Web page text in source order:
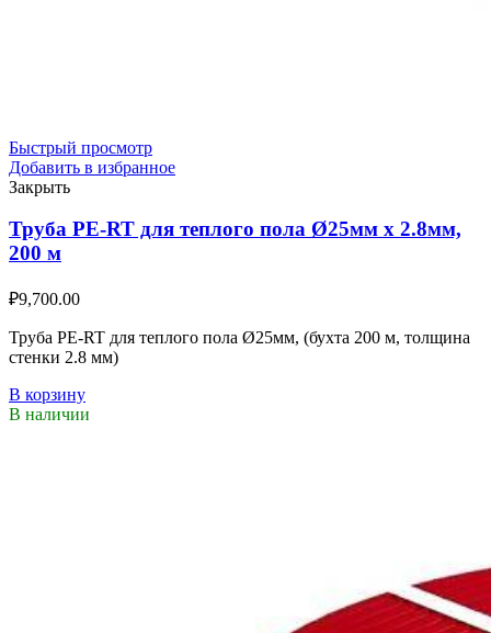
Быстрый просмотр
Добавить в избранное
Закрыть
Труба PE-RT для теплого пола Ø25мм х 2.8мм,
200 м
₽9,700.00
Труба PE-RT для теплого пола Ø25мм, (бухта 200 м, толщина
стенки 2.8 мм)
В корзину
В наличии